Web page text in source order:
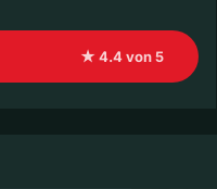
★ 4.4 von 5